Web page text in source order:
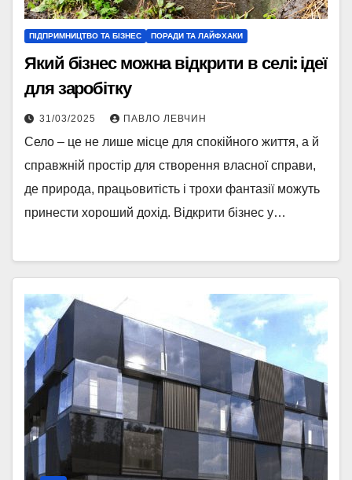
ПІДПРИМНИЦТВО ТА БІЗНЕС ПОРАДИ ТА ЛАЙФХАКИ
Який бізнес можна відкрити в селі: ідеї
для заробітку
31/03/2025 ПАВЛО ЛЕВЧИН
Село – це не лише місце для спокійного життя, а й
справжній простір для створення власної справи,
де природа, працьовитість і трохи фантазії можуть
принести хороший дохід. Відкрити бізнес у…